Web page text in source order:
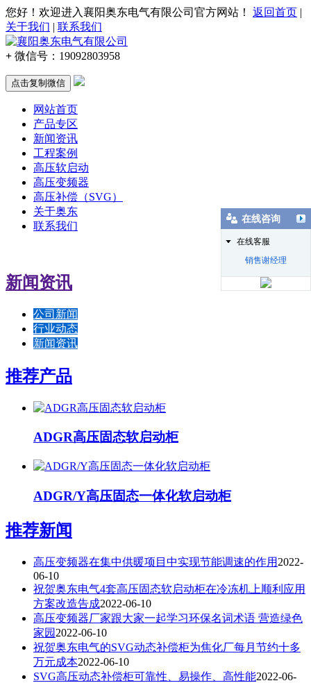
您好！欢迎进入襄阳奥东电气有限公司官方网站！ 返回首页 |
关于我们 | 联系我们
+ 微信号： 19092803958
点击复制微信
网站首页
产品专区
新闻资讯
工程案例
高压软启动
高压变频器
高压补偿（SVG）
关于奥东
联系我们
新闻资讯
公司新闻
行业动态
新闻资讯
推荐产品
ADGR高压固态软启动柜
ADGR/Y高压固态一体化软启动柜
推荐新闻
高压变频器在集中供暖项目中实现节能调速的作用 2022-
06-10
祝贺奥东电气4套高压固态软启动柜在冷冻机上顺利应用
方案改造告成2022-06-10
高压变频器厂家跟大家一起学习环保名词术语 营造绿色
家园 2022-06-10
祝贺奥东电气的SVG动态补偿柜为焦化厂每月节约十多
万元成本2022-06-10
SVG高压动态补偿柜可靠性、易操作、高性能2022-06-
在线咨询
在线客服
销售谢经理